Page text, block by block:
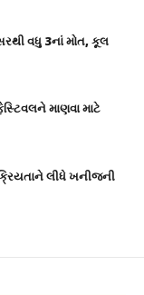
વધુ 3નાં મોત, કૂલ
માણવા માટે
લીધે ખનીજની